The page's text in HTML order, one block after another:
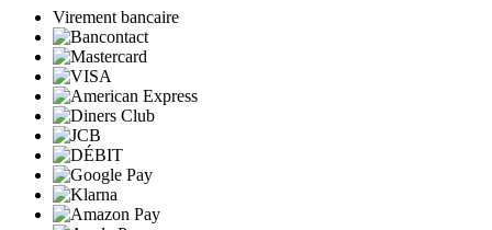
Virement bancaire